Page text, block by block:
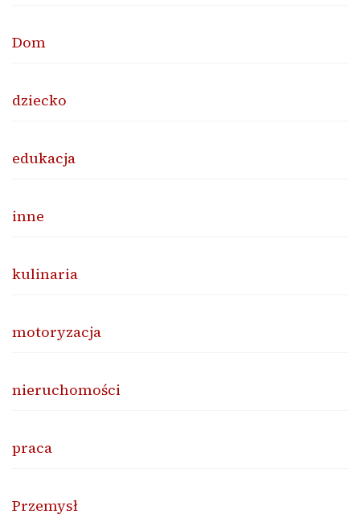
Dom
dziecko
edukacja
inne
kulinaria
motoryzacja
nieruchomości
praca
Przemysł